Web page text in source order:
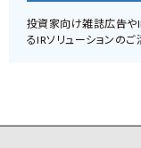
投資家向け雑誌広告や
るIRソリューションのご